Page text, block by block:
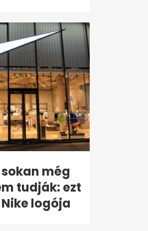
még
tudják: ezt
logója